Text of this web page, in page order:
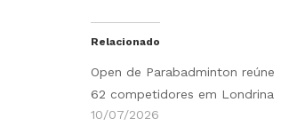
Relacionado
Open de Parabadminton reúne
62 competidores em Londrina
10/07/2026